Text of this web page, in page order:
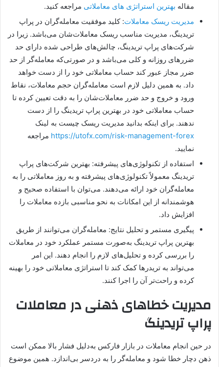
مقاله بهترین استراتژی های معاملاتی مراجعه کنید.
مدیریت ریسک معاملات: کلید موفقیت معامله‌گران در پراپ
تریدینگ، مدیریت مناسب ریسک معاملات‌شان می‌باشد. زیرا در
شرکت‌های پراپ تریدینگ، چالش‌های طراحی شده دارای حد
ضررهای روزانه و کلی می‌باشد و در صورتی‌که معامله‌گر از حد
ضرر مجاز عبور کند حساب معاملاتی خود را از دست خواهد
داد. به همین دلیل لازم است معامله‌گران حجم معاملات، نقاط
ورود و خروج و حد ضرر معاملات‌شان را به دقت تعیین کرده تا
حساب معاملاتی خود در بهترین پراپ تریدینگ را از دست
ندهند. برای اینکه بدانید مدیریت ریسک چیست به لینک
https://utofx.com/risk-management-forex مراجعه
نمایید.
استفاده از تکنولوژی‌های پیشرفته: بهترین شرکت‌های پراپ
تریدینگ معمولاً تکنولوژی‌های پیشرفته و به روز معاملاتی را به
معامله‌گران خود ارائه می‌دهند. می‌توان با استفاده صحیح و
هوشمندانه از این امکانات به نحو مناسبی بازده معاملات را
افزایش داد.
پیگیری مستمر و تحلیل نتایج: معامله‌گران می‌توانند از طریق
بهترین پراپ تریدینگ به‌صورت مستمر عملکرد خود در معاملات
را بررسی کرده و تحلیل‌های لازم را انجام دهند. این امر
می‌تواند به تریدرها کمک ‌کند تا استراتژی‌ معاملاتی خود را بهینه
کرده و راحت‌تر آن را اجرا کنند.
مدیریت خطاهای ذهنی در معاملات
پراپ تریدینگ
در حین انجام معاملات در بازار فارکس به‌دلیل فشار بالا ممکن است
ذهن دچار خطا شود و معامله‌گر را به دردسر بی‌اندازد. همین موضوع